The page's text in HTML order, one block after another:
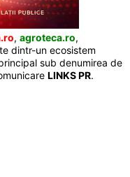
, agroteca.ro,
dintr-un ecosistem
sub denumirea de
LINKS PR.